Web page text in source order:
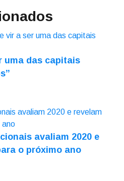
uma das capitais
avaliam 2020 e
o próximo ano